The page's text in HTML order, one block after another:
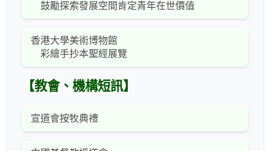
鼓勵探索發展空間肯定青年在世價值
香港大學美術博物館
彩繪手抄本聖經展覽
【教會、機構短訊】
宣道會按牧典禮